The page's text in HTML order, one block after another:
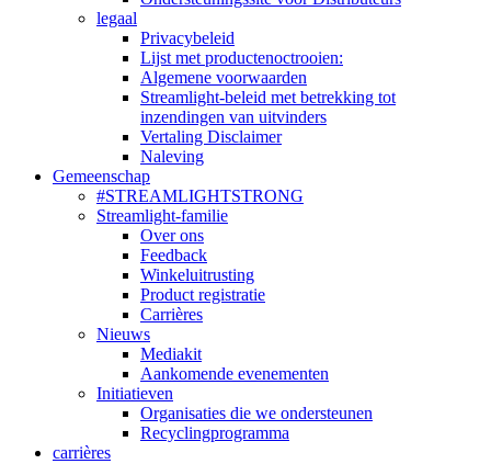
legaal
Privacybeleid
Lijst met productenoctrooien:
Algemene voorwaarden
Streamlight-beleid met betrekking tot
inzendingen van uitvinders
Vertaling Disclaimer
Naleving
Gemeenschap
#STREAMLIGHTSTRONG
Streamlight-familie
Over ons
Feedback
Winkeluitrusting
Product registratie
Carrières
Nieuws
Mediakit
Aankomende evenementen
Initiatieven
Organisaties die we ondersteunen
Recyclingprogramma
carrières